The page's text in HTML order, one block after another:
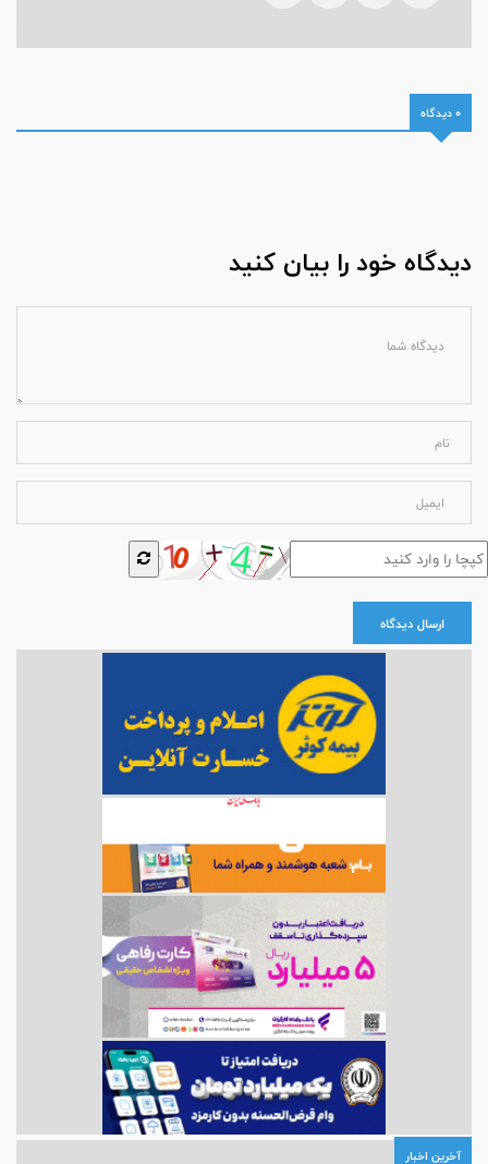
0 دیدگاه
دیدگاه خود را بیان کنید
ارسال دیدگاه
آخرین اخبار